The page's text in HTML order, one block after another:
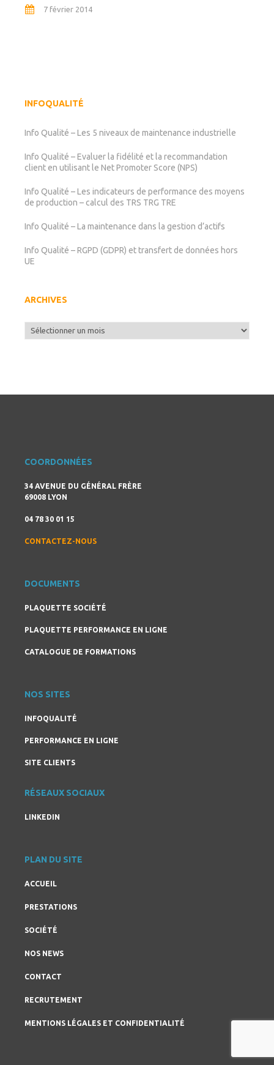
7 février 2014
INFOQUALITÉ
Info Qualité – Les 5 niveaux de maintenance industrielle
Info Qualité – Evaluer la fidélité et la recommandation
client en utilisant le Net Promoter Score (NPS)
Info Qualité – Les indicateurs de performance des moyens
de production – calcul des TRS TRG TRE
Info Qualité – La maintenance dans la gestion d’actifs
Info Qualité – RGPD (GDPR) et transfert de données hors
UE
ARCHIVES
Archives
COORDONNÉES
34 AVENUE DU GÉNÉRAL FRÈRE
69008 LYON
04 78 30 01 15
CONTACTEZ-NOUS
DOCUMENTS
PLAQUETTE SOCIÉTÉ
PLAQUETTE PERFORMANCE EN LIGNE
CATALOGUE DE FORMATIONS
NOS SITES
INFOQUALITÉ
PERFORMANCE EN LIGNE
SITE CLIENTS
RÉSEAUX SOCIAUX
LINKEDIN
PLAN DU SITE
ACCUEIL
PRESTATIONS
SOCIÉTÉ
NOS NEWS
CONTACT
RECRUTEMENT
MENTIONS LÉGALES ET CONFIDENTIALITÉ